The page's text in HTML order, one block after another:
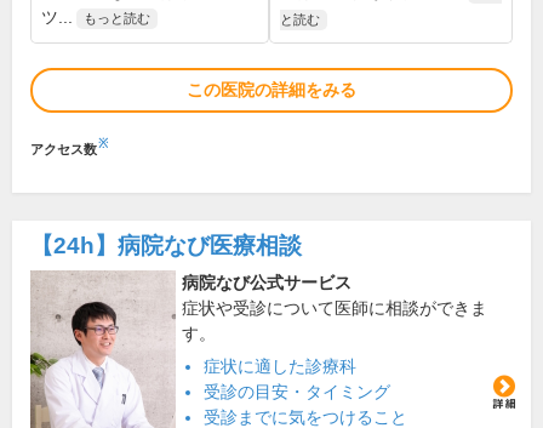
ツ...
もっと読む と読む
この医院の詳細をみる
アクセス数※
【24h】 病院なび医療相談
病院なび公式サービス
症状や受診について医師に相談ができま
す。
症状に適した診療科
受診の目安・タイミング
受診までに気をつけること